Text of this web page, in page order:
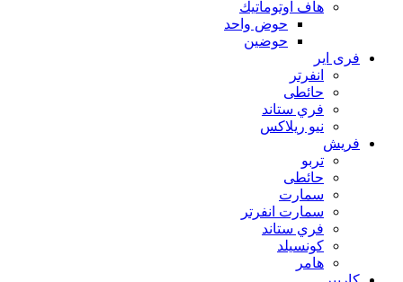
هاف اوتوماتيك
حوض واحد
حوضين
فرى اير
انفرتر
حائطى
فري ستاند
نيو ريلاكس
فريش
تربو
حائطى
سمارت
سمارت انفرتر
فري ستاند
كونسيلد
هامر